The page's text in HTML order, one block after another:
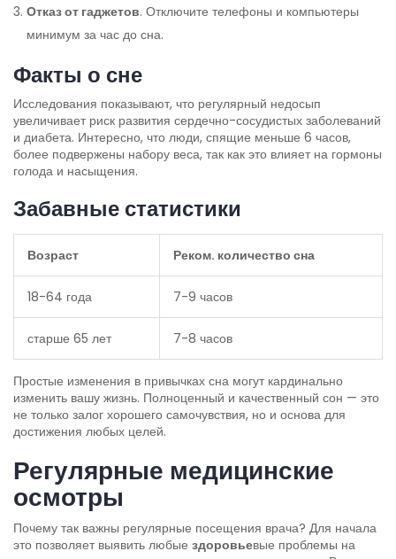
Отказ от гаджетов. Отключите телефоны и компьютеры
минимум за час до сна.
Факты о сне
Исследования показывают, что регулярный недосып
увеличивает риск развития сердечно-сосудистых заболеваний
и диабета. Интересно, что люди, спящие меньше 6 часов,
более подвержены набору веса, так как это влияет на гормоны
голода и насыщения.
Забавные статистики
Возраст Реком. количество сна
18-64 года 7-9 часов
старше 65 лет 7-8 часов
Простые изменения в привычках сна могут кардинально
изменить вашу жизнь. Полноценный и качественный сон — это
не только залог хорошего самочувствия, но и основа для
достижения любых целей.
Регулярные медицинские
осмотры
Почему так важны регулярные посещения врача? Для начала
это позволяет выявить любые здоровьевые проблемы на